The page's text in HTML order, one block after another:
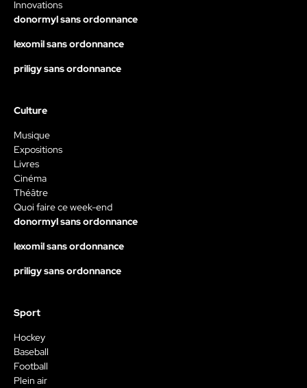
Innovations
donormyl sans ordonnance
lexomil sans ordonnance
priligy sans ordonnance
Culture
Musique
Expositions
Livres
Cinéma
Théâtre
Quoi faire ce week-end
donormyl sans ordonnance
lexomil sans ordonnance
priligy sans ordonnance
Sport
Hockey
Baseball
Football
Plein air